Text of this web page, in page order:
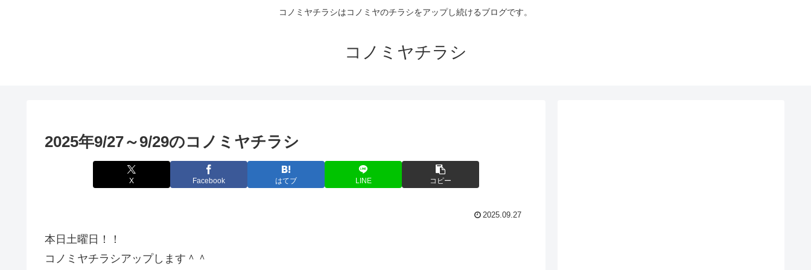
コノミヤチラシはコノミヤのチラシをアップし続けるブログです。
コノミヤチラシ
2025年9/27～9/29のコノミヤチラシ
X Facebook はてブ LINE コピー
2025.09.27
本日土曜日！！
コノミヤチラシアップします＾＾